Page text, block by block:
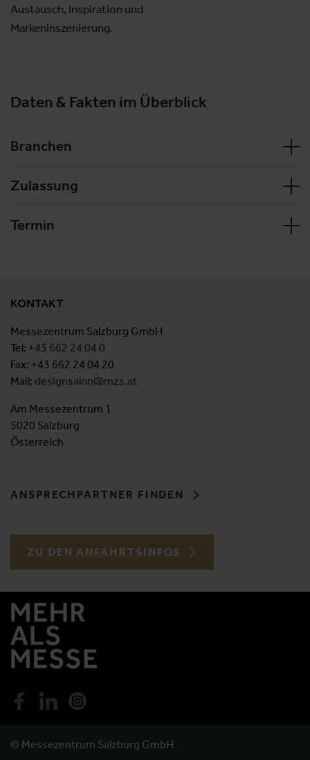
Austausch, Inspiration und
Markeninszenierung.
Daten & Fakten im Überblick
Branchen
Zulassung
Termin
KONTAKT
Messezentrum Salzburg GmbH
Tel: +43 662 24 04 0
Fax: +43 662 24 04 20
Mail: designsalon@mzs.at
Am Messezentrum 1
5020 Salzburg
Österreich
ANSPRECHPARTNER FINDEN
ZU DEN ANFAHRTSINFOS
© Messezentrum Salzburg GmbH